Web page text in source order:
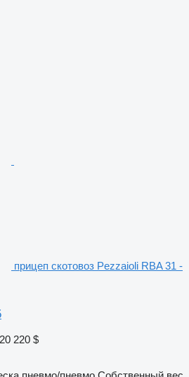
прицеп скотовоз Pezzaioli RBA 31 -
220 $